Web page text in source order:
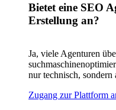
Bietet eine SEO
Erstellung an?
Ja, viele Agenturen
nur technisch,
Zugang zur Plattform